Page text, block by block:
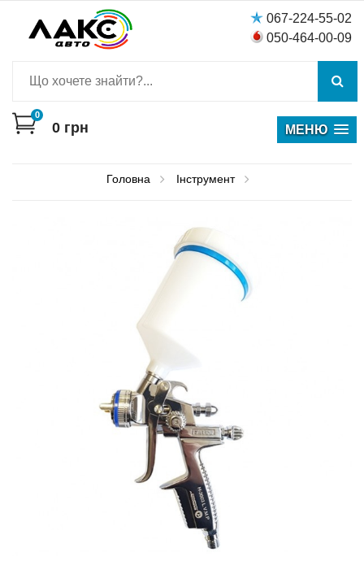
067-224-55-02
050-464-00-09
0
0 грн МЕНЮ
Головна Інструмент